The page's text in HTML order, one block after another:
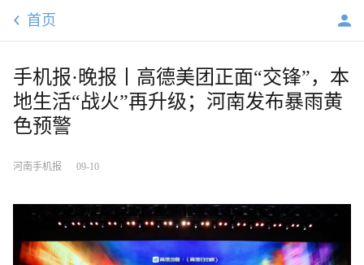
首页
手机报·晚报丨高德美团正面“交锋”，本
地生活“战火”再升级；河南发布暴雨黄
色预警
河南手机报 09-10